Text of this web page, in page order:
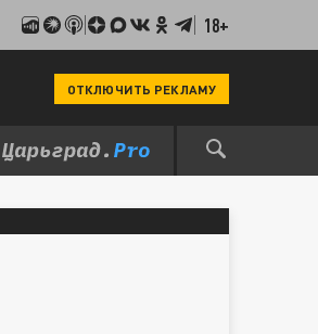
18+
ОТКЛЮЧИТЬ РЕКЛАМУ